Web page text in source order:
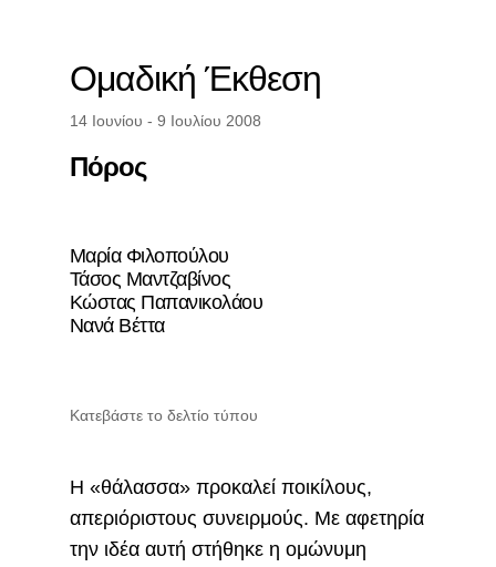
Ομαδική Έκθεση
14 Ιουνίου - 9 Ιουλίου 2008
Πόρος
Μαρία Φιλοπούλου
Τάσος Μαντζαβίνος
Κώστας Παπανικολάου
Νανά Βέττα
Κατεβάστε το δελτίο τύπου
Η «θάλασσα» προκαλεί ποικίλους,
απεριόριστους συνειρμούς. Με αφετηρία
την ιδέα αυτή στήθηκε η ομώνυμη